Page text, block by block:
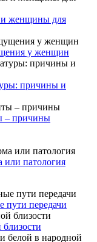
и женщины для
у женщин
причины и
– причины
патология
пути передачи